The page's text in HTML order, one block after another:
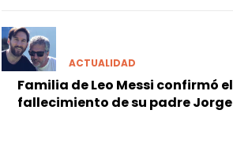
ACTUALIDAD
Familia de Leo Messi confirmó el
fallecimiento de su padre Jorge